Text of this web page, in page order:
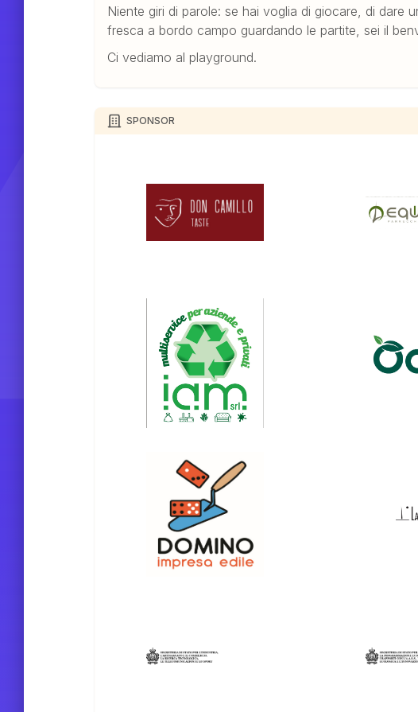
Niente giri di parole: se hai voglia di giocare, di dare
fresca a bordo campo guardando le partite, sei il
Ci vediamo al playground.
SPONSOR